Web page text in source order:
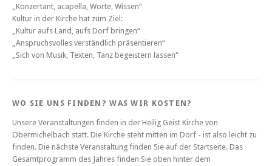
„Konzertant, acapella, Worte, Wissen“
Kultur in der Kirche hat zum Ziel:
„Kultur aufs Land, aufs Dorf bringen“
„Anspruchsvolles verständlich präsentieren“
„Sich von Musik, Texten, Tanz begeistern lassen“
WO SIE UNS FINDEN? WAS WIR KOSTEN?
Unsere Veranstaltungen finden in der Heilig Geist Kirche von
Obermichelbach statt. Die Kirche steht mitten im Dorf - ist also leicht zu
finden. Die nächste Veranstaltung finden Sie auf der Startseite. Das
Gesamtprogramm des Jahres finden Sie oben hinter dem